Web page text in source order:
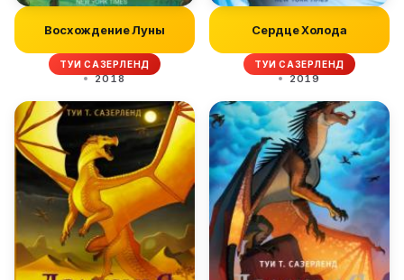
Восхождение Луны
ТУИ САЗЕРЛЕНД
2018
Сердце Холода
ТУИ САЗЕРЛЕНД
2019